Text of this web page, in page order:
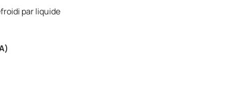
par liquide